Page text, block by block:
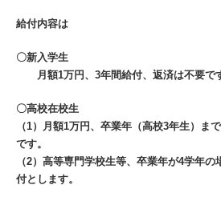
給付内容は
〇新入学生
月額1万円、3年間給付、返済は不要で
〇高校在校生
（1）月額1万円、卒業年（高校3年生）ま
です。
（2）高等専門学校生等、卒業年が4学年
付とします。